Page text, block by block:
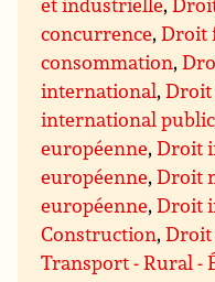
concurrence,Droit
consommation,
international,
international public
européenne,Droit
européenne,Droit
européenne,Droit
Construction,Droit
Transport - Rural -